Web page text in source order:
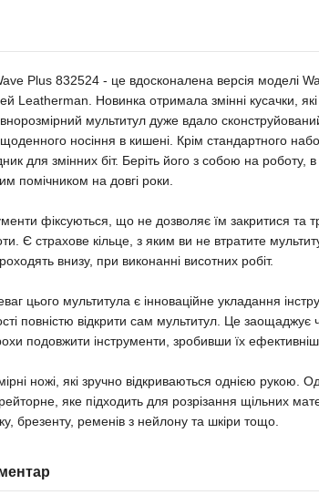
Plus 832524 - це вдосконалена версія моделі
Leatherman. Новинка отримала змінні кусачки, які
мультитул дуже вдало
носіння в кишені. Крім стандартного
для змінних біт. Беріть його з собою на роботу,
помічником на довгі роки.
фіксуються, що не дозволяє їм закритися та
Є страхове кільце, з яким ви не втратите
внизу, при виконанні висотних робіт.
цього мультитула є інноваційне укладання
повністю відкрити сам мультитул. Це заощаджує
подовжити інструменти, зробивши їх
ножі, які зручно відкриваються однією рукою.
яке підходить для розрізання щільних
брезенту, ременів з нейлону та шкіри тощо.